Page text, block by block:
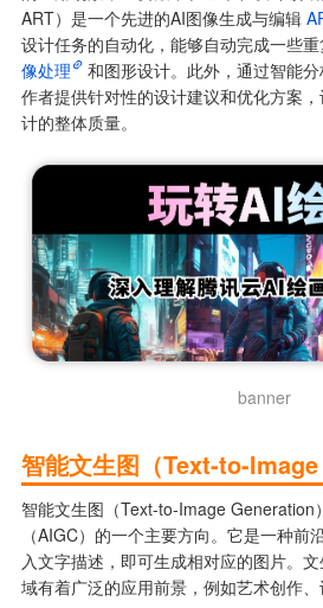
ART）是一个先进的AI图像生成与编辑
设计任务的自动化，能够自动完成一些
像处理
和图形设计。此外，通过智能
作者提供针对性的设计建议和优化方案
计的整体质量。
banner
智能文生图（Text-to-Image
智能文生图（Text-to-Image Generation
（AIGC）的一个主要方向。它是一种前
入文字描述，即可生成相对应的图片。
域有着广泛的应用前景，例如艺术创作、